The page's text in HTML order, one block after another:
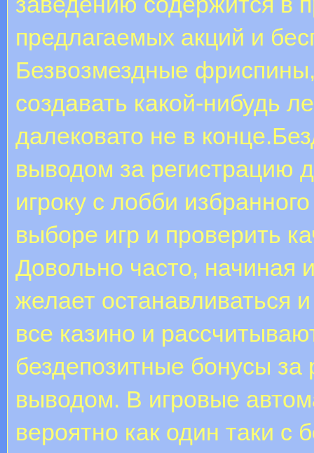
предлагаемых акций и
Безвозмездные
создавать какой-нибудь
далековато не в
выводом за регистрацию
игроку с лобби
выборе игр и проверить
Довольно часто, начиная
желает останавливаться
все казино и
бездепозитные бонусы
выводом. В игровые
вероятно как один таки с